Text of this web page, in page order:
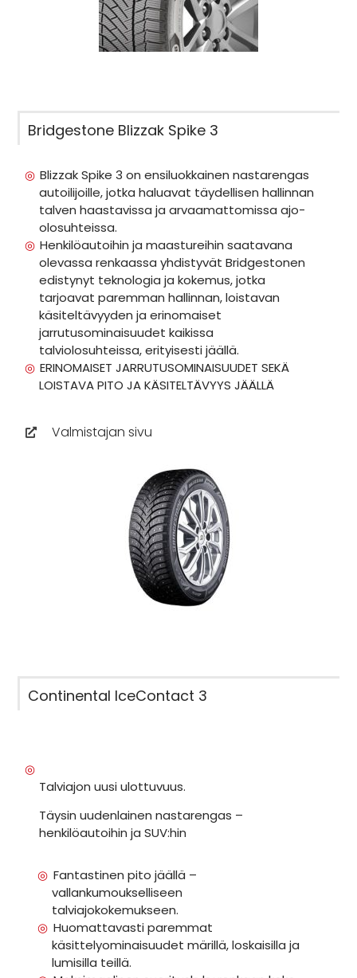
Bridgestone Blizzak Spike 3
Blizzak Spike 3 on ensiluokkainen nastarengas
autoilijoille, jotka haluavat täydellisen hallinnan
talven haastavissa ja arvaamattomissa ajo-
olosuhteissa.
Henkilöautoihin ja maastureihin saatavana
olevassa renkaassa yhdistyvät Bridgestonen
edistynyt teknologia ja kokemus, jotka
tarjoavat paremman hallinnan, loistavan
käsiteltävyyden ja erinomaiset
jarrutusominaisuudet kaikissa
talviolosuhteissa, erityisesti jäällä.
ERINOMAISET JARRUTUSOMINAISUUDET SEKÄ
LOISTAVA PITO JA KÄSITELTÄVYYS JÄÄLLÄ
Valmistajan sivu
Continental IceContact 3
Talviajon uusi ulottuvuus.
Täysin uudenlainen nastarengas –
henkilöautoihin ja SUV:hin
Fantastinen pito jäällä –
vallankumoukselliseen
talviajokokemukseen.
Huomattavasti paremmat
käsittelyominaisuudet märillä, loskaisilla ja
lumisilla teillä.